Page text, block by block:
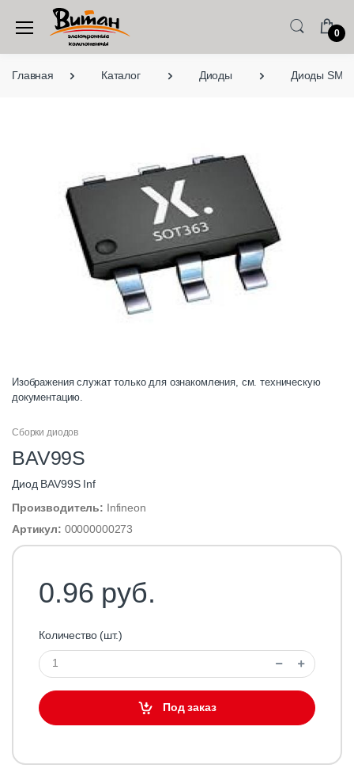
0
Главная Каталог Диоды Диоды SMD
Изображения служат только для ознакомления, см. техническую
документацию.
Сборки диодов
BAV99S
Диод BAV99S Inf
Производитель: Infineon
Артикул: 00000000273
0.96 руб.
Количество (шт.)
Под заказ